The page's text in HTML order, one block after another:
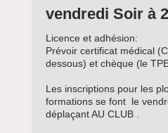
vendredi Soir à
Licence et adhésion:
Prévoir certificat médical
dessous) et chèque (le
Les inscriptions pour les
formations se font le
déplaçant AU CLUB .